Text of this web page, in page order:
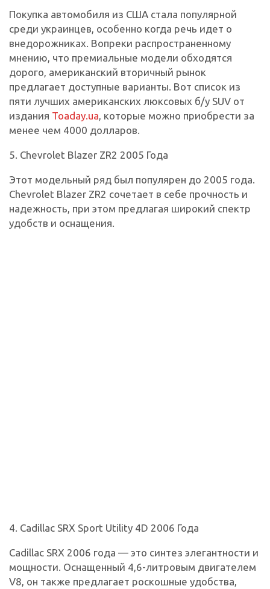
Покупка автомобиля из США стала популярной
среди украинцев, особенно когда речь идет о
внедорожниках. Вопреки распространенному
мнению, что премиальные модели обходятся
дорого, американский вторичный рынок
предлагает доступные варианты. Вот список из
пяти лучших американских люксовых б/у SUV от
издания Toaday.ua, которые можно приобрести за
менее чем 4000 долларов.
5. Chevrolet Blazer ZR2 2005 Года
Этот модельный ряд был популярен до 2005 года.
Chevrolet Blazer ZR2 сочетает в себе прочность и
надежность, при этом предлагая широкий спектр
удобств и оснащения.
4. Cadillac SRX Sport Utility 4D 2006 Года
Cadillac SRX 2006 года — это синтез элегантности и
мощности. Оснащенный 4,6-литровым двигателем
V8, он также предлагает роскошные удобства,